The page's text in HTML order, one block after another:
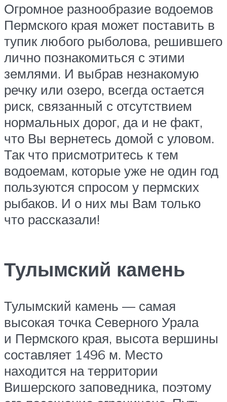
Огромное разнообразие водоемов
Пермского края может поставить в
тупик любого рыболова, решившего
лично познакомиться с этими
землями. И выбрав незнакомую
речку или озеро, всегда остается
риск, связанный с отсутствием
нормальных дорог, да и не факт,
что Вы вернетесь домой с уловом.
Так что присмотритесь к тем
водоемам, которые уже не один год
пользуются спросом у пермских
рыбаков. И о них мы Вам только
что рассказали!
Тулымский камень
Тулымский камень — самая
высокая точка Северного Урала
и Пермского края, высота вершины
составляет 1496 м. Место
находится на территории
Вишерского заповедника, поэтому